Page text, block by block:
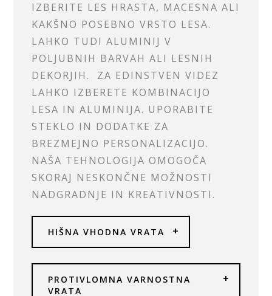
IZBERITE LES HRASTA, MACESNA ALI
KAKŠNO POSEBNO VRSTO LESA.
LAHKO TUDI ALUMINIJ V
POLJUBNIH BARVAH ALI LESNIH
DEKORJIH. ZA EDINSTVEN VIDEZ
LAHKO IZBERETE KOMBINACIJO
LESA IN ALUMINIJA. UPORABITE
STEKLO IN DODATKE ZA
BREZMEJNO PERSONALIZACIJO.
NAŠA TEHNOLOGIJA OMOGOČA
SKORAJ NESKONČNE MOŽNOSTI
NADGRADNJE IN KREATIVNOSTI.
HIŠNA VHODNA VRATA
PROTIVLOMNA VARNOSTNA
VRATA